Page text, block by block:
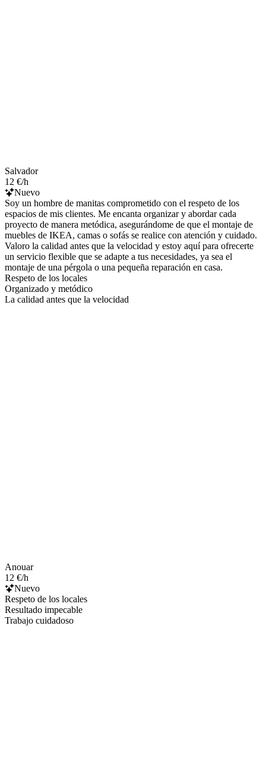
Salvador
12 €/h
Nuevo
Soy un hombre de manitas comprometido con el respeto de los
espacios de mis clientes. Me encanta organizar y abordar cada
proyecto de manera metódica, asegurándome de que el montaje de
muebles de IKEA, camas o sofás se realice con atención y cuidado.
Valoro la calidad antes que la velocidad y estoy aquí para ofrecerte
un servicio flexible que se adapte a tus necesidades, ya sea el
montaje de una pérgola o una pequeña reparación en casa.
Respeto de los locales
Organizado y metódico
La calidad antes que la velocidad
Anouar
12 €/h
Nuevo
Respeto de los locales
Resultado impecable
Trabajo cuidadoso